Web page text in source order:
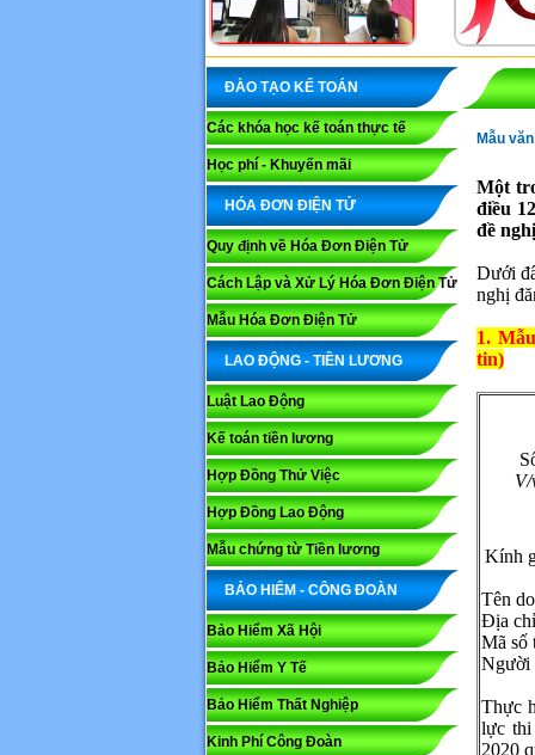
ĐÀO TẠO KẾ TOÁN
Các khóa học kế toán thực tế
Học phí - Khuyến mãi
HÓA ĐƠN ĐIỆN TỬ
Quy định về Hóa Đơn Điện Tử
Cách Lập và Xử Lý Hóa Đơn Điện Tử
Mẫu Hóa Đơn Điện Tử
LAO ĐỘNG - TIỀN LƯƠNG
Luật Lao Động
Kế toán tiền lương
Hợp Đồng Thử Việc
Hợp Đồng Lao Động
Mẫu chứng từ Tiền lương
BẢO HIỂM - CÔNG ĐOÀN
Bảo Hiểm Xã Hội
Bảo Hiểm Y Tế
Bảo Hiểm Thất Nghiệp
Kinh Phí Công Đoàn
Mẫu
Một
điều
đề
Dưới
nghị
1.
tin)
Kính
Tên
Địa
Mã số
Thực
lực thi
2020